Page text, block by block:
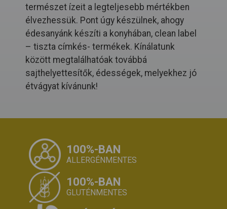
természet ízeit a legteljesebb mértékben
élvezhessük. Pont úgy készülnek, ahogy
édesanyánk készíti a konyhában, clean label
– tiszta címkés- termékek. Kínálatunk
között megtalálhatóak továbbá
sajthelyettesítők, édességek, melyekhez jó
étvágyat kívánunk!
100%-BAN
ALLERGÉNMENTES
100%-BAN
GLUTÉNMENTES